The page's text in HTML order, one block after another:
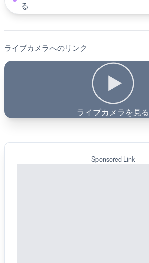
る
ライブカメラへのリンク
ライブカメラを見る
Sponsored Link